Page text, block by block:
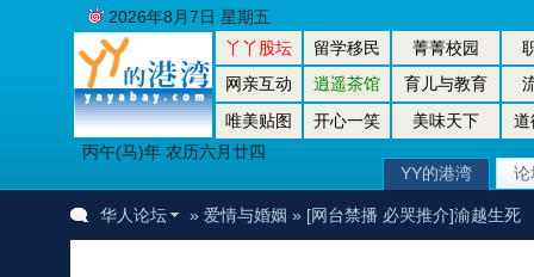
丫丫股坛 留学移民 菁菁校园
网亲互动
逍遥茶馆 育儿与教育
唯美贴图
开心一笑 美味天下
道
丙午(马)年 农历六月廿四
2026年8月7日 星期五
YY的港湾 论
华人论坛 » 爱情与婚姻 » [网台禁播 必哭推介]渝越生死